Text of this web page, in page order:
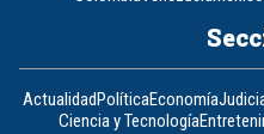
ActualidadPolíticaEconomía
Ciencia y Tecnología